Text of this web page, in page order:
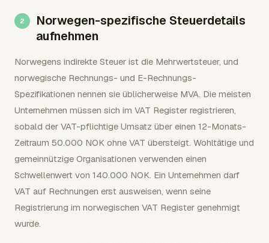
Norwegen-spezifische Steuerdetails
aufnehmen
Norwegens indirekte Steuer ist die Mehrwertsteuer, und
norwegische Rechnungs- und E-Rechnungs-
Spezifikationen nennen sie üblicherweise MVA. Die meisten
Unternehmen müssen sich im VAT Register registrieren,
sobald der VAT-pflichtige Umsatz über einen 12-Monats-
Zeitraum 50.000 NOK ohne VAT übersteigt. Wohltätige und
gemeinnützige Organisationen verwenden einen
Schwellenwert von 140.000 NOK. Ein Unternehmen darf
VAT auf Rechnungen erst ausweisen, wenn seine
Registrierung im norwegischen VAT Register genehmigt
wurde.